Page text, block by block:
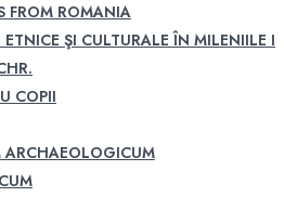
FROM ROMANIA
ETNICE ŞI CULTURALE ÎN MILENIILE I
COPII
ARCHAEOLOGICUM